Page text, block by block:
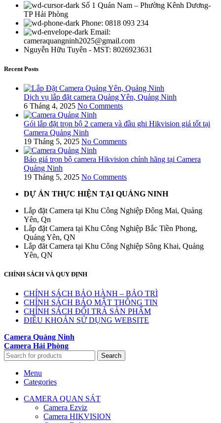
Số 1 Quán Nam – Phường Kênh Dương-
TP Hải Phòng
Phone: 0818 093 234
Email:
cameraquangninh2025@gmail.com
Nguyễn Hữu Tuyên - MST: 8026923631
Recent Posts
Dịch vụ lắp đặt camera Quảng Yên, Quảng Ninh
6 Tháng 4, 2025 No Comments
Gói lắp đặt trọn bộ 2 camera và đầu ghi Hikvision giá tốt tại
Camera Quảng Ninh
19 Tháng 5, 2025 No Comments
Báo giá trọn bộ camera Hikvision chính hãng tại Camera
Quảng Ninh
19 Tháng 5, 2025 No Comments
DỰ ÁN THỰC HIỆN TẠI QUẢNG NINH
Lắp đặt Camera tại Khu Công Nghiệp Đông Mai, Quảng
Yên, Qn
Lắp đặt Camera tại Khu Công Nghiệp Bắc Tiền Phong,
Quảng Yên, QN
Lắp đăt Camera tại Khu Công Nghiệp Sông Khai, Quảng
Yên, QN
CHÍNH SÁCH VÀ QUY ĐỊNH
CHÍNH SÁCH BẢO HÀNH – BẢO TRÌ
CHÍNH SÁCH BẢO MẬT THÔNG TIN
CHÍNH SÁCH ĐỔI TRẢ SẢN PHẨM
ĐIỀU KHOẢN SỬ DỤNG WEBSITE
Camera Quảng Ninh
Camera Hải Phòng
Search
Menu
Categories
CAMERA QUAN SÁT
Camera Ezviz
Camera HIKVISION